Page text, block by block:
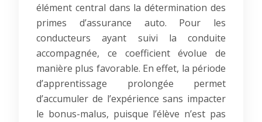
élément central dans la détermination des
primes d’assurance auto. Pour les
conducteurs ayant suivi la conduite
accompagnée, ce coefficient évolue de
manière plus favorable. En effet, la période
d’apprentissage prolongée permet
d’accumuler de l’expérience sans impacter
le bonus-malus, puisque l’élève n’est pas